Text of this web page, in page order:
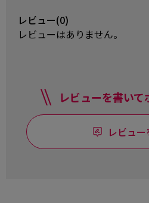
レビュー(0)
レビューはありません。
レビューを書いて
レビュー